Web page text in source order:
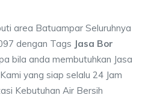
area Batuampar Seluruhnya
dengan Tags Jasa Bor
bila anda membutuhkan Jasa
yang siap selalu 24 Jam
Kebutuhan Air Bersih